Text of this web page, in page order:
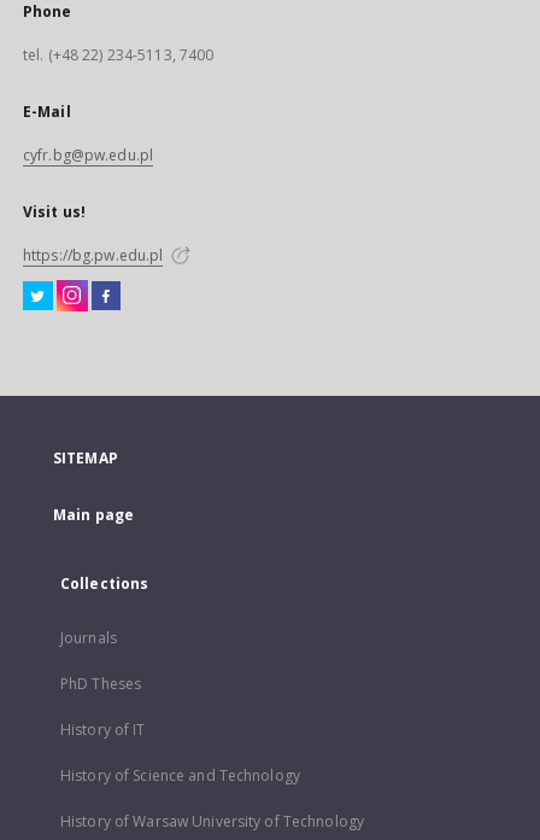
Phone
tel. (+48 22) 234-5113, 7400
E-Mail
cyfr.bg@pw.edu.pl
Visit us!
https://bg.pw.edu.pl
SITEMAP
Main page
Collections
Journals
PhD Theses
History of IT
History of Science and Technology
History of Warsaw University of Technology